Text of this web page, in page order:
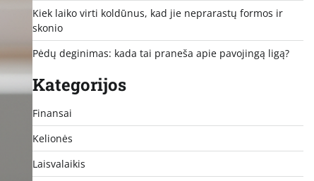
Kiek laiko virti koldūnus, kad jie neprarastų formos ir
skonio
Pėdų deginimas: kada tai praneša apie pavojingą ligą?
Kategorijos
Finansai
Kelionės
Laisvalaikis